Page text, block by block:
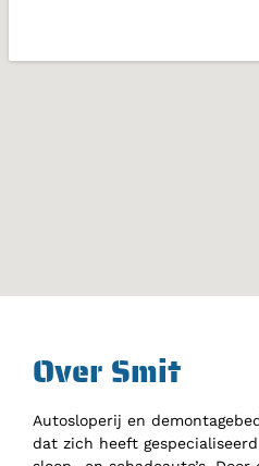
Over Smit
Autosloperij en
dat zich heeft